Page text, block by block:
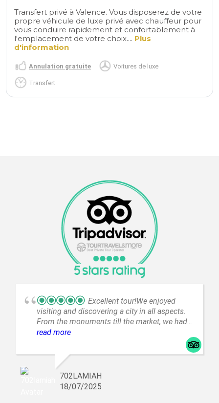
Transfert privé à Valence. Vous disposerez de votre
propre véhicule de luxe privé avec chauffeur pour
vous conduire rapidement et confortablement à
l'emplacement de votre choix.... Plus
d'information
Annulation gratuite Voitures de luxe
Transfert
Excellent tour!We enjoyed
visiting and discovering a city in all aspects.
From the monuments till the market, we had
time and our guide Javier was very
knowledgeable!Thank you Tourtravel and
more for this memorable experience!Highly
recommended!
read more
702LAMIAH
18/07/2025